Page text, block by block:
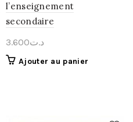
l’enseignement
secondaire
د.ت3.600
Ajouter au panier